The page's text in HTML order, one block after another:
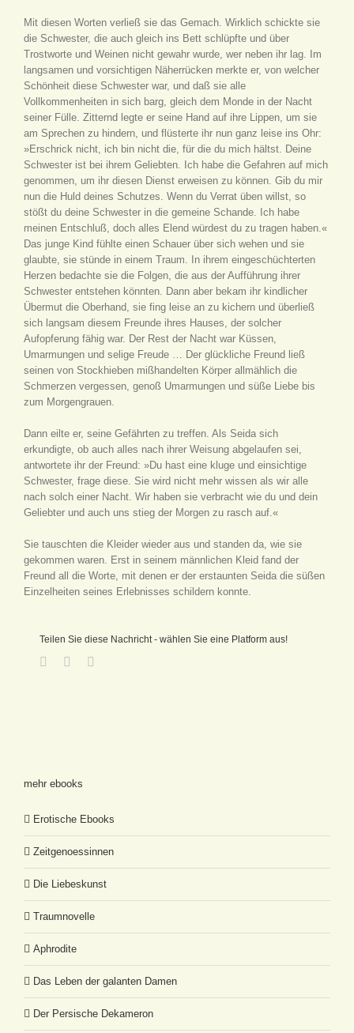
Mit diesen Worten verließ sie das Gemach. Wirklich schickte sie
die Schwester, die auch gleich ins Bett schlüpfte und über
Trostworte und Weinen nicht gewahr wurde, wer neben ihr lag. Im
langsamen und vorsichtigen Näherrücken merkte er, von welcher
Schönheit diese Schwester war, und daß sie alle
Vollkommenheiten in sich barg, gleich dem Monde in der Nacht
seiner Fülle. Zitternd legte er seine Hand auf ihre Lippen, um sie
am Sprechen zu hindern, und flüsterte ihr nun ganz leise ins Ohr:
»Erschrick nicht, ich bin nicht die, für die du mich hältst. Deine
Schwester ist bei ihrem Geliebten. Ich habe die Gefahren auf mich
genommen, um ihr diesen Dienst erweisen zu können. Gib du mir
nun die Huld deines Schutzes. Wenn du Verrat üben willst, so
stößt du deine Schwester in die gemeine Schande. Ich habe
meinen Entschluß, doch alles Elend würdest du zu tragen haben.«
Das junge Kind fühlte einen Schauer über sich wehen und sie
glaubte, sie stünde in einem Traum. In ihrem eingeschüchterten
Herzen bedachte sie die Folgen, die aus der Aufführung ihrer
Schwester entstehen könnten. Dann aber bekam ihr kindlicher
Übermut die Oberhand, sie fing leise an zu kichern und überließ
sich langsam diesem Freunde ihres Hauses, der solcher
Aufopferung fähig war. Der Rest der Nacht war Küssen,
Umarmungen und selige Freude … Der glückliche Freund ließ
seinen von Stockhieben mißhandelten Körper allmählich die
Schmerzen vergessen, genoß Umarmungen und süße Liebe bis
zum Morgengrauen.
Dann eilte er, seine Gefährten zu treffen. Als Seida sich
erkundigte, ob auch alles nach ihrer Weisung abgelaufen sei,
antwortete ihr der Freund: »Du hast eine kluge und einsichtige
Schwester, frage diese. Sie wird nicht mehr wissen als wir alle
nach solch einer Nacht. Wir haben sie verbracht wie du und dein
Geliebter und auch uns stieg der Morgen zu rasch auf.«
Sie tauschten die Kleider wieder aus und standen da, wie sie
gekommen waren. Erst in seinem männlichen Kleid fand der
Freund all die Worte, mit denen er der erstaunten Seida die süßen
Einzelheiten seines Erlebnisses schildern konnte.
Teilen Sie diese Nachricht - wählen Sie eine Platform aus!
mehr ebooks
Erotische Ebooks
Zeitgenoessinnen
Die Liebeskunst
Traumnovelle
Aphrodite
Das Leben der galanten Damen
Der Persische Dekameron